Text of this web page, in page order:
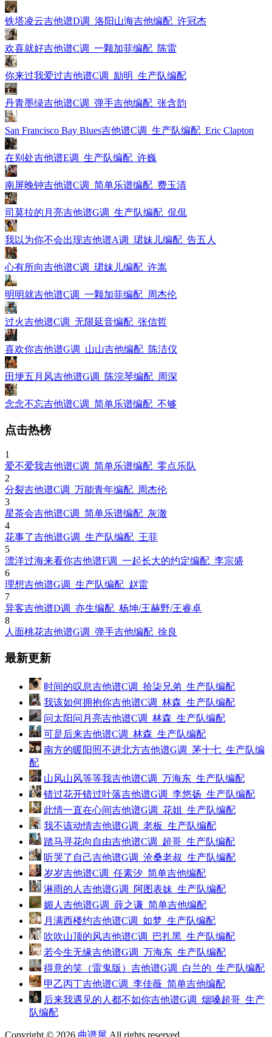
铁塔凌云吉他谱D调_洛阳山海吉他编配_许冠杰
欢喜就好吉他谱C调_一颗加菲编配_陈雷
你来过我爱过吉他谱C调_励明_生产队编配
丹青墨绿吉他谱C调_弹手吉他编配_张含韵
San Francisco Bay Blues吉他谱C调_生产队编配_Eric Clapton
在别处吉他谱E调_生产队编配_许巍
南屏晚钟吉他谱C调_简单乐谱编配_费玉清
司莫拉的月亮吉他谱G调_生产队编配_侃侃
我以为你不会出现吉他谱A调_珺妹儿编配_告五人
心有所向吉他谱C调_珺妹儿编配_许嵩
明明就吉他谱C调_一颗加菲编配_周杰伦
过火吉他谱C调_无限延音编配_张信哲
喜欢你吉他谱G调_山山吉他编配_陈洁仪
田埂五月风吉他谱G调_陈浣琴编配_周深
念念不忘吉他谱C调_简单乐谱编配_不够
点击热榜
1
爱不爱我吉他谱C调_简单乐谱编配_零点乐队
2
分裂吉他谱C调_万能青年编配_周杰伦
3
星茶会吉他谱C调_简单乐谱编配_灰澈
4
花事了吉他谱G调_生产队编配_王菲
5
漂洋过海来看你吉他谱F调_一起长大的约定编配_李宗盛
6
理想吉他谱G调_生产队编配_赵雷
7
异客吉他谱D调_亦生编配_杨坤/王赫野/王睿卓
8
人面桃花吉他谱G调_弹手吉他编配_徐良
最新更新
时间的叹息吉他谱C调_拾柒兄弟_生产队编配
我该如何拥抱你吉他谱C调_林森_生产队编配
问太阳问月亮吉他谱C调_林森_生产队编配
可是后来吉他谱C调_林森_生产队编配
南方的暖阳照不进北方吉他谱G调_茅十七_生产队编
配
山风山风等等我吉他谱C调_万海东_生产队编配
错过花开错过叶落吉他谱G调_李悠扬_生产队编配
此情一直在心间吉他谱G调_花姐_生产队编配
我不该动情吉他谱G调_老板_生产队编配
踏马寻花向自由吉他谱C调_超哥_生产队编配
听哭了自己吉他谱G调_沧桑老叔_生产队编配
岁岁吉他谱C调_任素汐_简单吉他编配
淋雨的人吉他谱G调_阿图表妹_生产队编配
媚人吉他谱G调_薛之谦_简单吉他编配
月满西楼约吉他谱C调_如梦_生产队编配
吹吹山顶的风吉他谱C调_巴扎黑_生产队编配
若今生无缘吉他谱G调_万海东_生产队编配
得意的笑（雷鬼版）吉他谱G调_白兰的_生产队编配
甲乙丙丁吉他谱C调_李佳薇_简单吉他编配
后来我遇见的人都不如你吉他谱G调_烟嗓超哥_生产
队编配
Copyright © 2026 曲谱屋 All rights reserved